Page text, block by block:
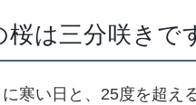
桜は三分咲きで
寒い日と、25度を超え